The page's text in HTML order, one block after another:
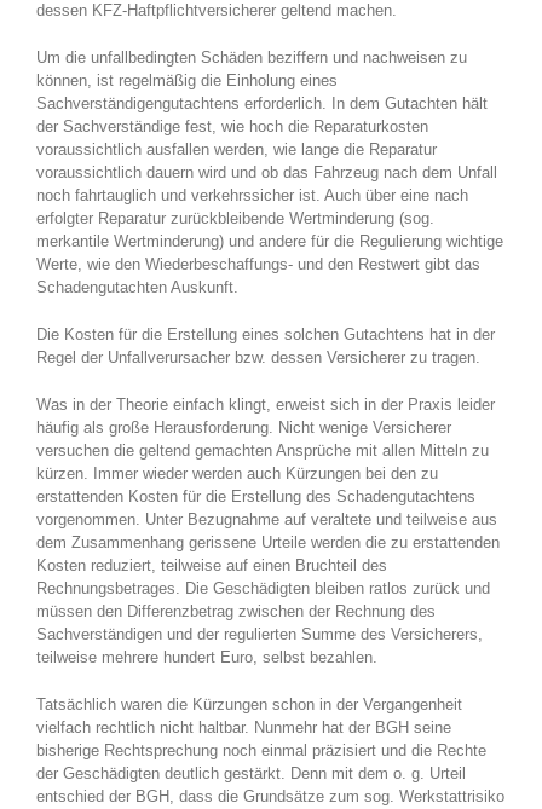
dessen KFZ-Haftpflichtversicherer geltend machen.
Um die unfallbedingten Schäden beziffern und nachweisen zu
können, ist regelmäßig die Einholung eines
Sachverständigengutachtens erforderlich. In dem Gutachten hält
der Sachverständige fest, wie hoch die Reparaturkosten
voraussichtlich ausfallen werden, wie lange die Reparatur
voraussichtlich dauern wird und ob das Fahrzeug nach dem Unfall
noch fahrtauglich und verkehrssicher ist. Auch über eine nach
erfolgter Reparatur zurückbleibende Wertminderung (sog.
merkantile Wertminderung) und andere für die Regulierung wichtige
Werte, wie den Wiederbeschaffungs- und den Restwert gibt das
Schadengutachten Auskunft.
Die Kosten für die Erstellung eines solchen Gutachtens hat in der
Regel der Unfallverursacher bzw. dessen Versicherer zu tragen.
Was in der Theorie einfach klingt, erweist sich in der Praxis leider
häufig als große Herausforderung. Nicht wenige Versicherer
versuchen die geltend gemachten Ansprüche mit allen Mitteln zu
kürzen. Immer wieder werden auch Kürzungen bei den zu
erstattenden Kosten für die Erstellung des Schadengutachtens
vorgenommen. Unter Bezugnahme auf veraltete und teilweise aus
dem Zusammenhang gerissene Urteile werden die zu erstattenden
Kosten reduziert, teilweise auf einen Bruchteil des
Rechnungsbetrages. Die Geschädigten bleiben ratlos zurück und
müssen den Differenzbetrag zwischen der Rechnung des
Sachverständigen und der regulierten Summe des Versicherers,
teilweise mehrere hundert Euro, selbst bezahlen.
Tatsächlich waren die Kürzungen schon in der Vergangenheit
vielfach rechtlich nicht haltbar. Nunmehr hat der BGH seine
bisherige Rechtsprechung noch einmal präzisiert und die Rechte
der Geschädigten deutlich gestärkt. Denn mit dem o. g. Urteil
entschied der BGH, dass die Grundsätze zum sog. Werkstattrisiko